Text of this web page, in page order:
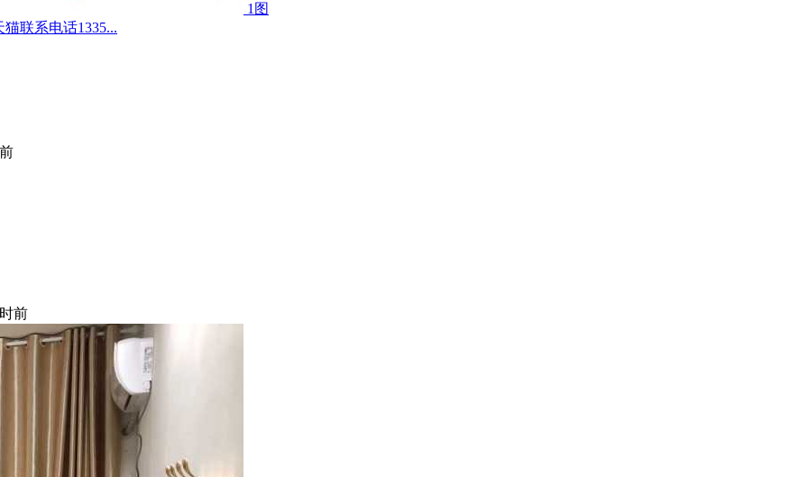
1图
联系电话1335...
前